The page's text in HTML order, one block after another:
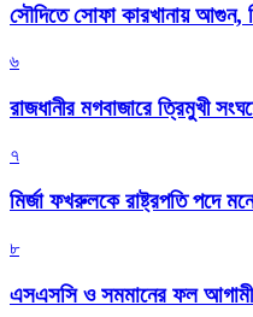
সৌদিতে সোফা কারখানায় আগুন,
৬
রাজধানীর মগবাজারে ত্রিমুখী
৭
মির্জা ফখরুলকে রাষ্ট্রপতি পদে
৮
এসএসসি ও সমমানের ফল